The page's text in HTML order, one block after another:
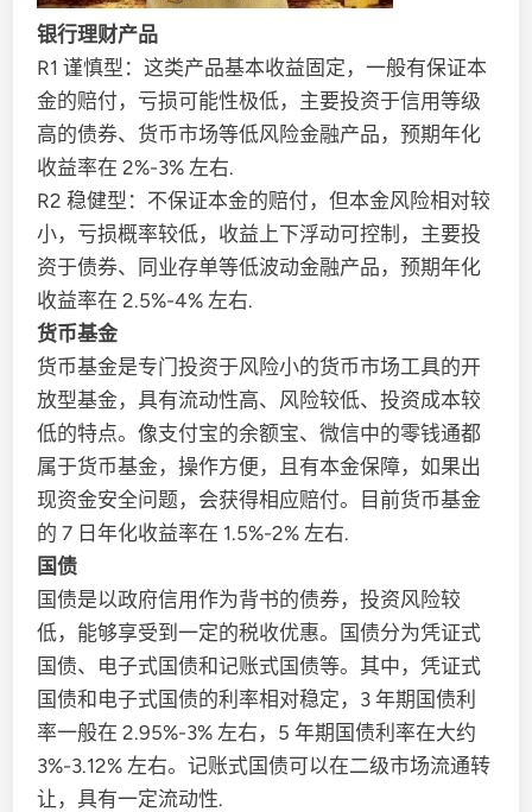
银行理财产品
R1 谨慎型：这类产品基本收益固定，一般有保证本
金的赔付，亏损可能性极低，主要投资于信用等级
高的债券、货币市场等低风险金融产品，预期年化
收益率在 2%-3% 左右.
R2 稳健型：不保证本金的赔付，但本金风险相对较
小，亏损概率较低，收益上下浮动可控制，主要投
资于债券、同业存单等低波动金融产品，预期年化
收益率在 2.5%-4% 左右.
货币基金
货币基金是专门投资于风险小的货币市场工具的开
放型基金，具有流动性高、风险较低、投资成本较
低的特点。像支付宝的余额宝、微信中的零钱通都
属于货币基金，操作方便，且有本金保障，如果出
现资金安全问题，会获得相应赔付。目前货币基金
的 7 日年化收益率在 1.5%-2% 左右.
国债
国债是以政府信用作为背书的债券，投资风险较
低，能够享受到一定的税收优惠。国债分为凭证式
国债、电子式国债和记账式国债等。其中，凭证式
国债和电子式国债的利率相对稳定，3 年期国债利
率一般在 2.95%-3% 左右，5 年期国债利率在大约
3%-3.12% 左右。记账式国债可以在二级市场流通转
让，具有一定流动性.